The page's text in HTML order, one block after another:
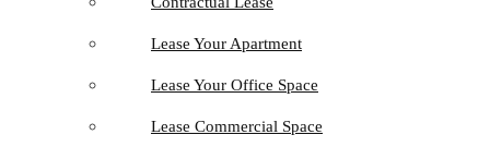
Lease Your Apartment
Lease Your Office Space
Lease Commercial Space